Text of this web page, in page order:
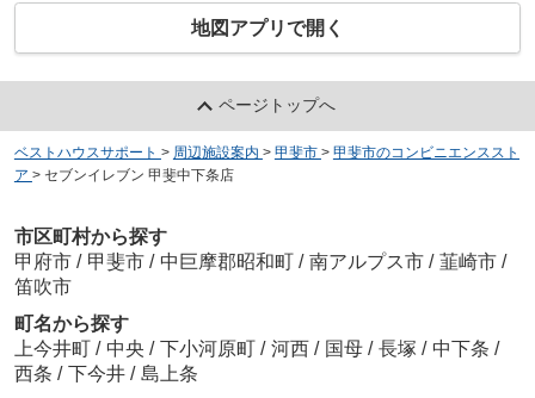
地図アプリで開く
ページトップへ
ベストハウスサポート > 周辺施設案内 > 甲斐市 > 甲斐市のコンビニエンススト
ア > セブンイレブン 甲斐中下条店
市区町村から探す
甲府市 / 甲斐市 / 中巨摩郡昭和町 / 南アルプス市 / 韮崎市 /
笛吹市
町名から探す
上今井町 / 中央 / 下小河原町 / 河西 / 国母 / 長塚 / 中下条 /
西条 / 下今井 / 島上条